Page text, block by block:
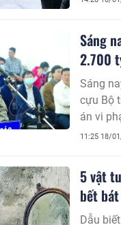
Sáng
2.700
Sáng
cựu Bộ
án vi
thoát,
11:25 18/
5 vật
bết bát
Dẫu